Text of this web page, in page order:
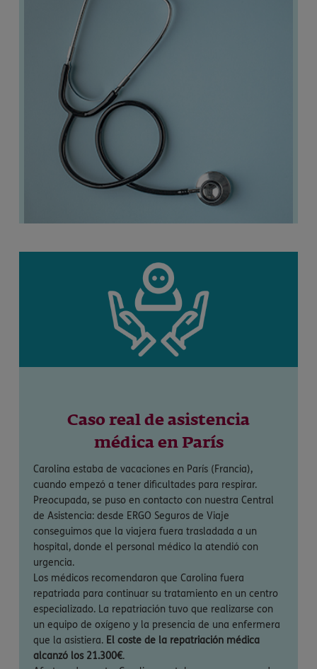
Caso real de asistencia
médica en París
Carolina estaba de vacaciones en París (Francia),
cuando empezó a tener dificultades para respirar.
Preocupada, se puso en contacto con nuestra Central
de Asistencia: desde ERGO Seguros de Viaje
conseguimos que la viajera fuera trasladada a un
hospital, donde el personal médico la atendió con
urgencia.
Los médicos recomendaron que Carolina fuera
repatriada para continuar su tratamiento en un centro
especializado. La repatriación tuvo que realizarse con
un equipo de oxígeno y la presencia de una enfermera
que la asistiera. El coste de la repatriación médica
alcanzó los 21.300€.